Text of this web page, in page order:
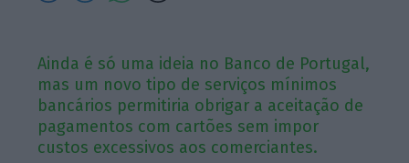
Ainda é só uma ideia no Banco de Portugal,
mas um novo tipo de serviços mínimos
bancários permitiria obrigar a aceitação de
pagamentos com cartões sem impor
custos excessivos aos comerciantes.